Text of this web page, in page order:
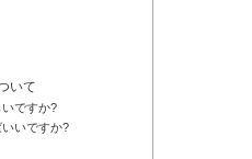
いて
ですか?
いですか?